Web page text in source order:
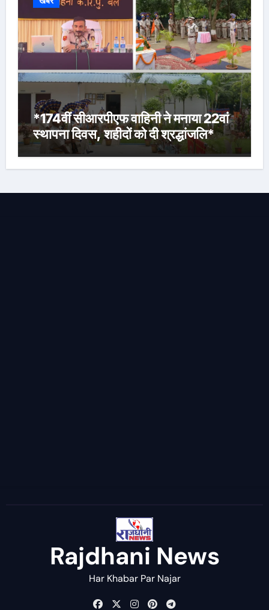
*174वीं सीआरपीएफ वाहिनी ने मनाया 22वां
स्थापना दिवस, शहीदों को दी श्रद्धांजलि*
Rajdhani News
Har Khabar Par Najar